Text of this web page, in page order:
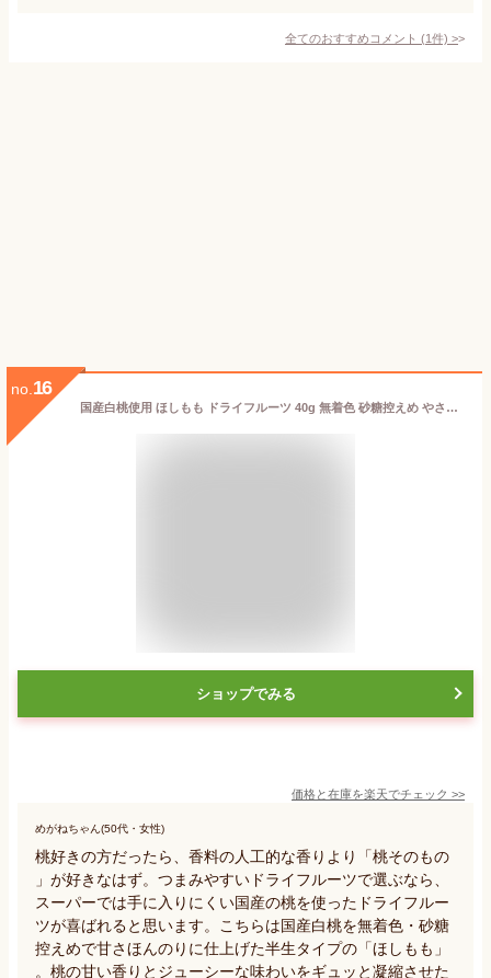
全てのおすすめコメント (1件) >
no. 16
国産白桃使用 ほしもも ドライフルーツ 40g 無着色 砂糖控えめ やさしい香り 国産桃の自然な甘さ 乾燥果実 おやつ 4902855500499
ショップでみる
価格と在庫を楽天でチェック >>
めがねちゃん(50代・女性)
桃好きの方だったら、香料の人工的な香りより「桃そのもの
」が好きなはず。つまみやすいドライフルーツで選ぶなら、
スーパーでは手に入りにくい国産の桃を使ったドライフルー
ツが喜ばれると思います。こちらは国産白桃を無着色・砂糖
控えめで甘さほんのりに仕上げた半生タイプの「ほしもも」
。桃の甘い香りとジューシーな味わいをギュッと凝縮させた